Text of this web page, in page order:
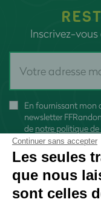
Inscrivez-
En fournissant mon
newsletter
de notre politique
Continuer sans accepter
Les seules
que nous
sont celles